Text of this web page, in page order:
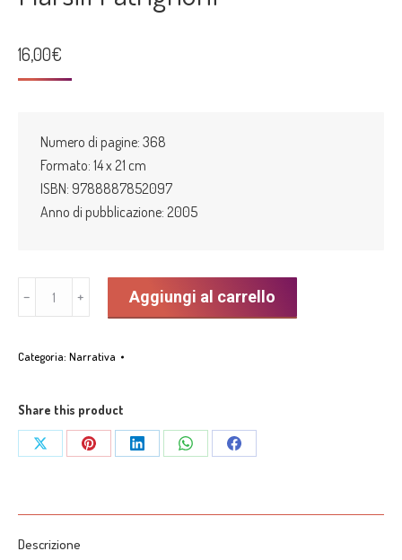
16,00€
Numero di pagine: 368
Formato: 14 x 21 cm
ISBN: 9788887852097
Anno di pubblicazione: 2005
fiume
lento”
Maria
Marsili
Patrignoni
﹣ ﹢ Aggiungi al carrello
Categoria: Narrativa
Share this product
Share
Share
Share
Share
Share
Descrizione